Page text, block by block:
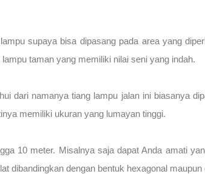
supaya bisa dipasang pada area yang
taman yang memiliki nilai seni yang indah.
dari namanya tiang lampu jalan ini biasanya
memiliki ukuran yang lumayan tinggi.
10 meter. Misalnya saja dapat Anda amati
dibandingkan dengan bentuk hexagonal maupun